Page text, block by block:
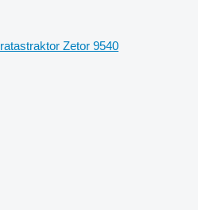
ratastraktor Zetor 9540